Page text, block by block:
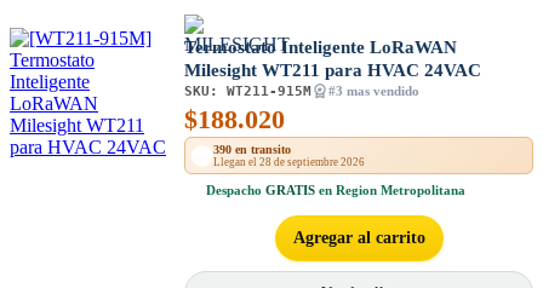
Termostato Inteligente LoRaWAN
Milesight WT211 para HVAC 24VAC
SKU: WT211-915M #3 mas vendido
$188.020
390 en transito
Llegan el 28 de septiembre 2026
Despacho GRATIS en Region Metropolitana
Agregar al carrito